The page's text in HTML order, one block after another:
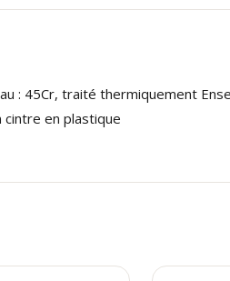
: 45Cr, traité thermiquement
cintre en plastique